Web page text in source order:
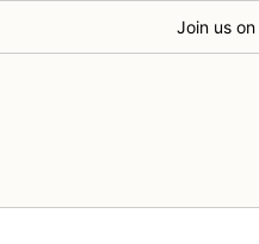
Join us on